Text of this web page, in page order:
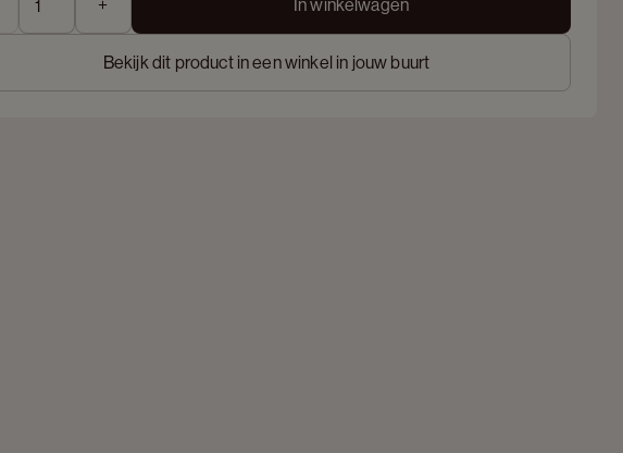
+ In winkelwagen
Bekijk dit product in een winkel in jouw buurt